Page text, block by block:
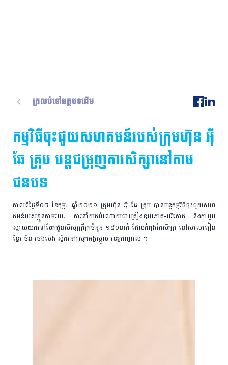
ត្រលប់ទៅអត្ថបទដើម
កម្មវិធីចុះជួយសហគមន៍របស់ក្រុមហ៊ុន អុី
ឆែ គ្រុប បន្តជម្រុញការសិក្សានៅតាម
ជនបទ
កាលពីថ្ងៃទី០៨ ខែកុម្ភៈ ឆ្នាំ២០២១ ក្រុមហ៊ុន អុី ឆែ គ្រុប បាន​បន្ត​កម្មវិធី​ចុះ​ជួយ​សហ​
គម​ន៍របស់​ខ្លួនតាមរយៈ ការនាំយក​អំណោយ​ជា​គ្រឿងឧប​ភោគ​-បរិភោគ និង​​កា​បូប
ស្ពាយយក​ទៅ​ចែកជូន​សិស្ស​ក្រីក្រ​ចំនួន ​១៥០​នាក់ ដែល​កំពុងតែ​សិក្សា ​នៅ​សា​លា​រៀន
ខ្មែរ-​ចិន ចេងម៉េង ស្ថិតនៅ​ស្រុក​អង្គ​ស្នួល ខេត្ត​កណ្តាល ។